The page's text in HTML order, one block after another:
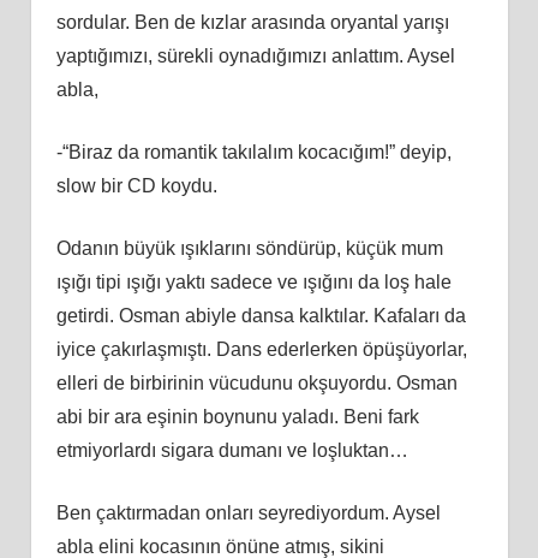
sordular. Ben de kızlar arasında oryantal yarışı
yaptığımızı, sürekli oynadığımızı anlattım. Aysel
abla,
-“Biraz da romantik takılalım kocacığım!” deyip,
slow bir CD koydu.
Odanın büyük ışıklarını söndürüp, küçük mum
ışığı tipi ışığı yaktı sadece ve ışığını da loş hale
getirdi. Osman abiyle dansa kalktılar. Kafaları da
iyice çakırlaşmıştı. Dans ederlerken öpüşüyorlar,
elleri de birbirinin vücudunu okşuyordu. Osman
abi bir ara eşinin boynunu yaladı. Beni fark
etmiyorlardı sigara dumanı ve loşluktan…
Ben çaktırmadan onları seyrediyordum. Aysel
abla elini kocasının önüne atmış, sikini